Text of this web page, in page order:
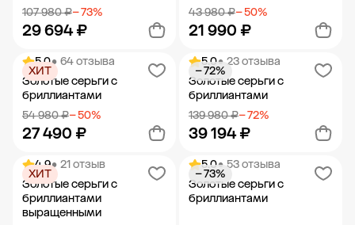
107 980 ₽− 73%
29 694 ₽
Добавить в корзину
43 980 ₽− 50%
21 990 ₽
Добавить в корзину
5.0• 64 отзыва
Золотые серьги с
бриллиантами
54 980 ₽− 50%
27 490 ₽
ХИТ
Добавить в корзину
5.0• 23 отзыва
Золотые серьги с
бриллиантами
139 980 ₽− 72%
39 194 ₽
− 72%
Добавить в корзину
4.9• 21 отзыв
Золотые серьги с
бриллиантами
выращенными
ХИТ
5.0• 53 отзыва
Золотые серьги с
бриллиантами
− 73%